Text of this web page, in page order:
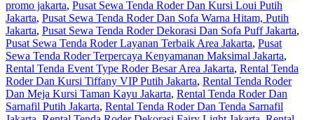
promo jakarta, Pusat Sewa Tenda Roder Dan Kursi Loui Putih
Jakarta, Pusat Sewa Tenda Roder Dan Sofa Warna Hitam, Putih
Jakarta, Pusat Sewa Tenda Roder Dekorasi Dan Sofa Puff Jakarta,
Pusat Sewa Tenda Roder Layanan Terbaik Area Jakarta, Pusat
Sewa Tenda Roder Terpercaya Kenyamanan Maksimal Jakarta,
Rental Tenda Event Type Roder Besar Area Jakarta, Rental Tenda
Roder Dan Kursi Tiffany VIP Putih Jakarta, Rental Tenda Roder
Dan Meja Kursi Taman Kayu Jakarta, Rental Tenda Roder Dan
Sarnafil Putih Jakarta, Rental Tenda Roder Dan Tenda Sarnafil